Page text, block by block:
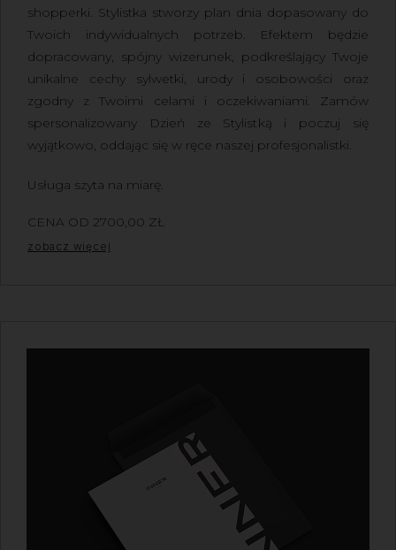
shopperki. Stylistka stworzy plan dnia dopasowany do
Twoich indywidualnych potrzeb. Efektem będzie
dopracowany, spójny wizerunek, podkreślający Twoje
unikalne cechy sylwetki, urody i osobowości oraz
zgodny z Twoimi celami i oczekiwaniami. Zamów
spersonalizowany Dzień ze Stylistką i poczuj się
wyjątkowo, oddając się w ręce naszej profesjonalistki.
Usługa szyta na miarę.
CENA OD 2700,00 ZŁ
zobacz więcej